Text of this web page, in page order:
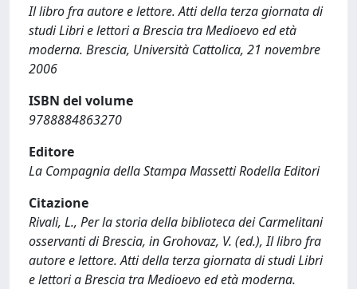
Il libro fra autore e lettore. Atti della terza giornata di
studi Libri e lettori a Brescia tra Medioevo ed età
moderna. Brescia, Università Cattolica, 21 novembre
2006
ISBN del volume
9788884863270
Editore
La Compagnia della Stampa Massetti Rodella Editori
Citazione
Rivali, L., Per la storia della biblioteca dei Carmelitani
osservanti di Brescia, in Grohovaz, V. (ed.), Il libro fra
autore e lettore. Atti della terza giornata di studi Libri
e lettori a Brescia tra Medioevo ed età moderna.